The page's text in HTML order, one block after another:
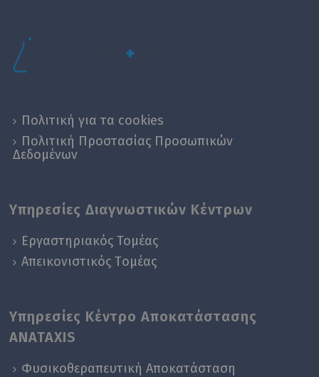
Πολιτική για τα cookies
Πολιτική Προστασίας Προσωπικών
Δεδομένων
Υπηρεσίες Διαγνωστικών Κέντρων
Εργαστηριακός Τομέας
Απεικονιστικός Tομέας
Υπηρεσίες Κέντρο Αποκατάστασης
ANATAXIS
Φυσικοθεραπευτική Αποκατάσταση